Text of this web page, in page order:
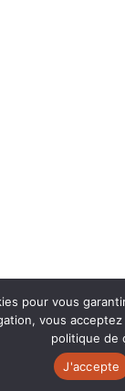
pour vous
vous
politique de
J'accepte